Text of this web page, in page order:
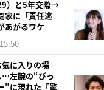
）と5年交際→
家に「責任逃
あがるワケ
に入りの場
…左腕の“びっ
”に現れた「驚